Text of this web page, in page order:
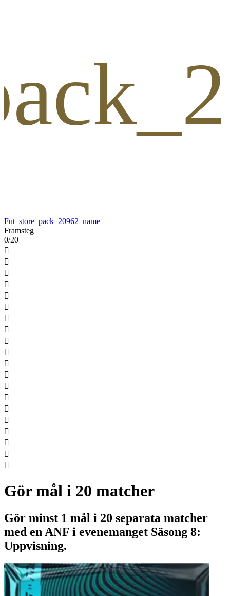
Fut_store_pack_20962_name
Framsteg
0/20




















Gör mål i 20 matcher
Gör minst 1 mål i 20 separata matcher
med en ANF i evenemanget Säsong 8:
Uppvisning.